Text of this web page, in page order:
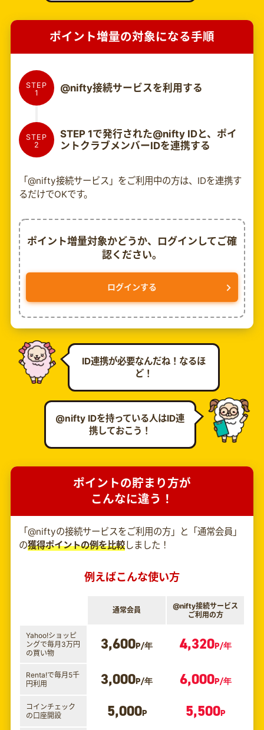
ポイント増量の対象になる手順
STEP
1
@nifty接続サービスを利用する
STEP
2
STEP 1で発行された@nifty IDと、ポイ
ントクラブメンバーIDを連携する
「@nifty接続サービス」をご利用中の方は、IDを連携す
るだけでOKです。
ポイント増量対象かどうか、ログインしてご確
認ください。
ログインする
ID連携が必要なんだね！なるほ
ど！
@nifty IDを持っている人はID連
携しておこう！
ポイントの貯まり方が
こんなに違う！
「@niftyの接続サービスをご利用の方」と「通常会員」
の獲得ポイントの例を比較しました！
例えばこんな使い方
通常会員
@nifty接続サービス
ご利用の方
Yahoo!ショッピ
ングで毎月3万円
の買い物
3,600P/年 4,320P/年
Renta!で毎月5千
円利用
3,000P/年 6,000P/年
コインチェック
の口座開設
5,000P 5,500P